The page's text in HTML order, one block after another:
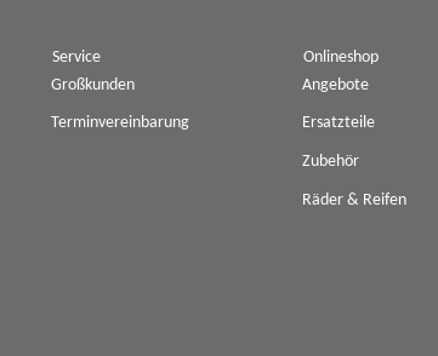
Service
Großkunden
Terminvereinbarung
Onlineshop
Angebote
Ersatzteile
Zubehör
Räder & Reifen